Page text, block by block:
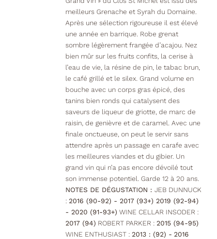
meilleurs Grenache et Syrah du Domaine.
Après une sélection rigoureuse il est élevé
une année en barrique. Robe grenat
sombre légèrement frangée d’acajou. Nez
bien mûr sur les fruits confits, la cerise à
l’eau de vie, la résine de pin, le tabac brun,
le café grillé et le silex. Grand volume en
bouche avec un corps gras épicé, des
tanins bien ronds qui catalysent des
saveurs de liqueur de griotte, de marc de
raisin, de genièvre et de caramel. Avec une
finale onctueuse, on peut le servir sans
attendre après un passage en carafe avec
les meilleures viandes et du gibier. Un
grand vin qui n’a pas encore dévoilé tout
son immense potentiel. Garde 12 à 20 ans.
NOTES DE DÉGUSTATION : JEB DUNNUCK
: 2016 (90-92) - 2017 (93+) 2019 (92-94)
- 2020 (91-93+) WINE CELLAR INSODER :
2017 (94) ROBERT PARKER : 2015 (94-95)
WINE ENTHUSIAST : 2013 : (92) - 2016